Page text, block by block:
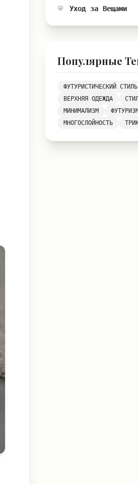
Уход за Вещами
Популярные
ФУТУРИСТИЧЕСКИЙ СТИЛЬ
ВЕРХНЯЯ ОДЕЖДА
МИНИМАЛИЗМ
МНОГОСЛОЙНОСТЬ